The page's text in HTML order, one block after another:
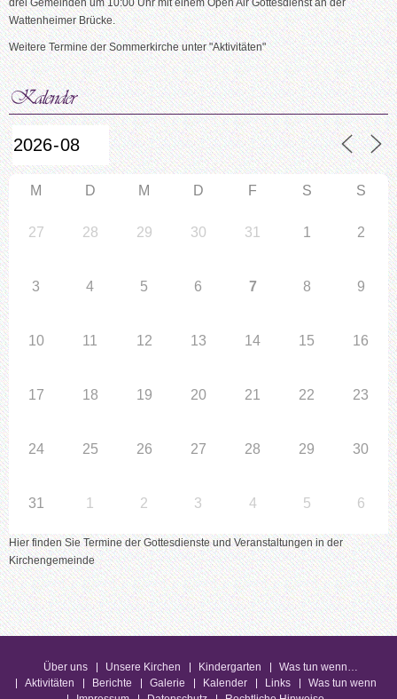
drei Gemeinden um 10:00 Uhr mit einem Open Air Gottesdienst an der
Wattenheimer Brücke.
Weitere Termine der Sommerkirche unter "Aktivitäten"
M D M D F S S
27 28 29 30 31 1 2
3 4 5 6 7 8 9
10 11 12 13 14 15 16
17 18 19 20 21 22 23
24 25 26 27 28 29 30
31 1 2 3 4 5 6
Hier finden Sie Termine der Gottesdienste und Veranstaltungen in der
Kirchengemeinde
Über uns Unsere Kirchen Kindergarten
Was tun wenn…
Aktivitäten
Berichte Galerie Kalender Links
Was tun wenn